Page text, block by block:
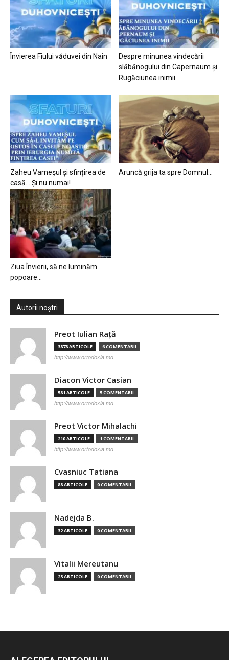
Învierea Fiului văduvei din Nain
Despre minunea vindecării
slăbănogului din Capernaum și
Rugăciunea inimii
Zaheu Vameșul și sfințirea de
casă… Și nu numai!
Aruncă grija ta spre Domnul…
Ziua Învierii, să ne luminăm
popoare…
Autorii noștri
Preot Iulian Raţă
3878 ARTICOLE 6 COMENTARII
http://www.ortodoxia.md
Diacon Victor Casian
581 ARTICOLE 5 COMENTARII
http://www.ortodoxia.md
Preot Victor Mihalachi
210 ARTICOLE 1 COMENTARII
http://www.ortodoxia.md
Cvasniuc Tatiana
88 ARTICOLE 0 COMENTARII
Nadejda B.
32 ARTICOLE 0 COMENTARII
Vitalii Mereutanu
23 ARTICOLE 0 COMENTARII